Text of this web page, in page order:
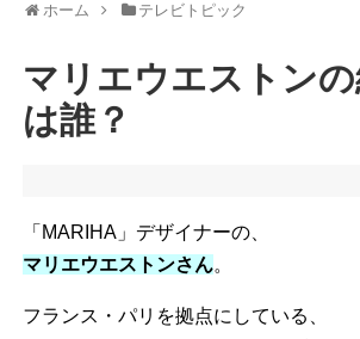
ホーム テレビトピック
マリエウエストン
は誰？
「MARIHA」デザイナーの、
マリエウエストンさん。
フランス・パリを拠点にしている、